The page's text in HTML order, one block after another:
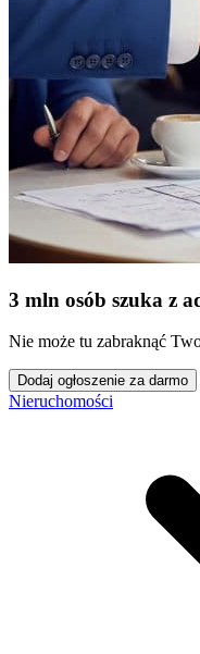
3 mln osób szuka z
Nie może tu zabraknąć
Dodaj ogłoszenie za darmo
Nieruchomości